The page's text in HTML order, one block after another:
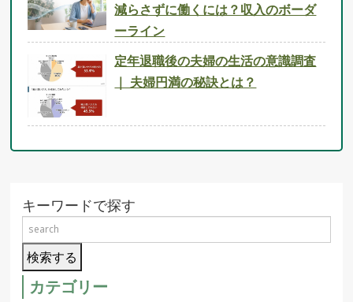
減らさずに働くには？収入のボーダ
ーライン
定年退職後の夫婦の生活の意識調査
｜ 夫婦円満の秘訣とは？
キーワードで探す
カテゴリー